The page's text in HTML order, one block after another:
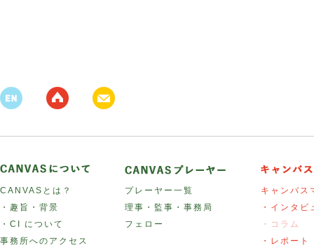
CANVASとは？
・趣旨・背景
・CI について
事務所へのアクセス
プレーヤー一覧
理事・監事・事務局
フェロー
キャンバス
・インタビ
・コラム
・レポート